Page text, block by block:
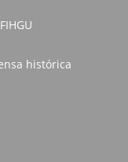
histórica